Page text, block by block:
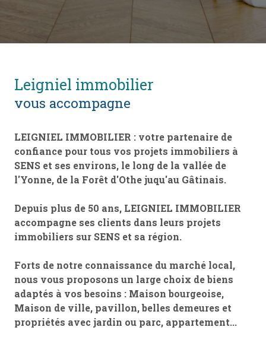
leigniel immobilier
vous accompagne
LEIGNIEL IMMOBILIER : votre partenaire de
confiance pour tous vos projets immobiliers à
SENS et ses environs, le long de la vallée de
l'Yonne, de la Forêt d'Othe juqu'au Gâtinais.
Depuis plus de 50 ans, LEIGNIEL IMMOBILIER
accompagne ses clients dans leurs projets
immobiliers sur SENS et sa région.
Forts de notre connaissance du marché local,
nous vous proposons un large choix de biens
adaptés à vos besoins : Maison bourgeoise,
Maison de ville, pavillon, belles demeures et
propriétés avec jardin ou parc, appartement...